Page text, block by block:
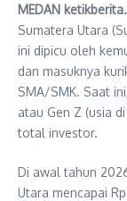
MEDAN
Sumatera Utara
ini dipicu oleh
dan masuknya
SMA/SMK. Saat
atau Gen Z (usia
total investor.
Di awal tahun
Utara mencapai